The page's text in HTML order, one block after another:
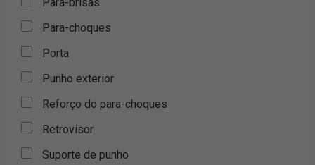
Para-choques
Porta
Punho exterior
Reforço do para-choques
Retrovisor
Suporte de punho